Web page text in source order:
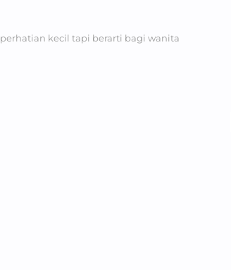
perhatian kecil tapi berarti bagi wanita